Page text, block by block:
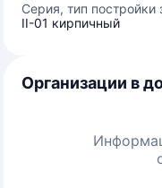
Серия, тип постройки
II-01 кирпичный
Организации в